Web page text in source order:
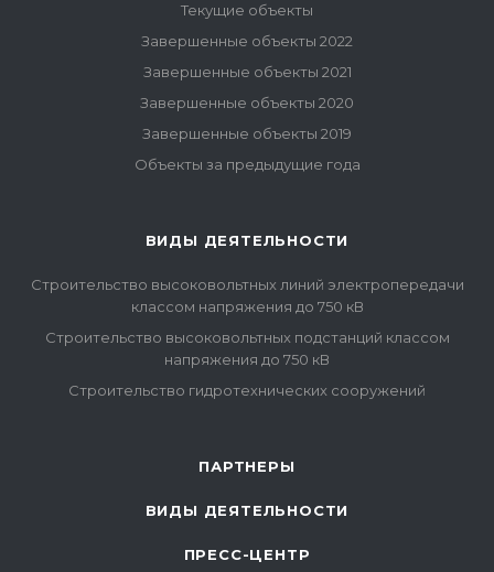
Текущие объекты
Завершенные объекты 2022
Завершенные объекты 2021
Завершенные объекты 2020
Завершенные объекты 2019
Объекты за предыдущие года
ВИДЫ ДЕЯТЕЛЬНОСТИ
Строительство высоковольтных линий электропередачи
классом напряжения до 750 кВ
Строительство высоковольтных подстанций классом
напряжения до 750 кВ
Строительство гидротехнических сооружений
ПАРТНЕРЫ
ВИДЫ ДЕЯТЕЛЬНОСТИ
ПРЕСС-ЦЕНТР